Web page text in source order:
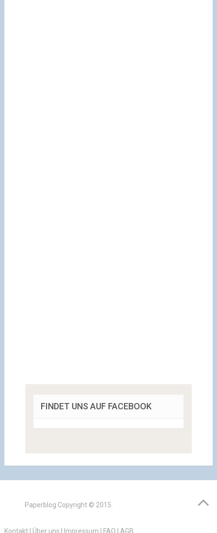
FINDET UNS AUF FACEBOOK
Paperblog Copyright © 2015.
Kontakt| Über uns Impressum FAQ AGB